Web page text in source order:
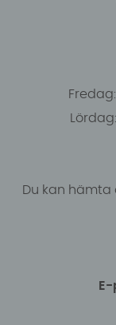
Du kan hämta